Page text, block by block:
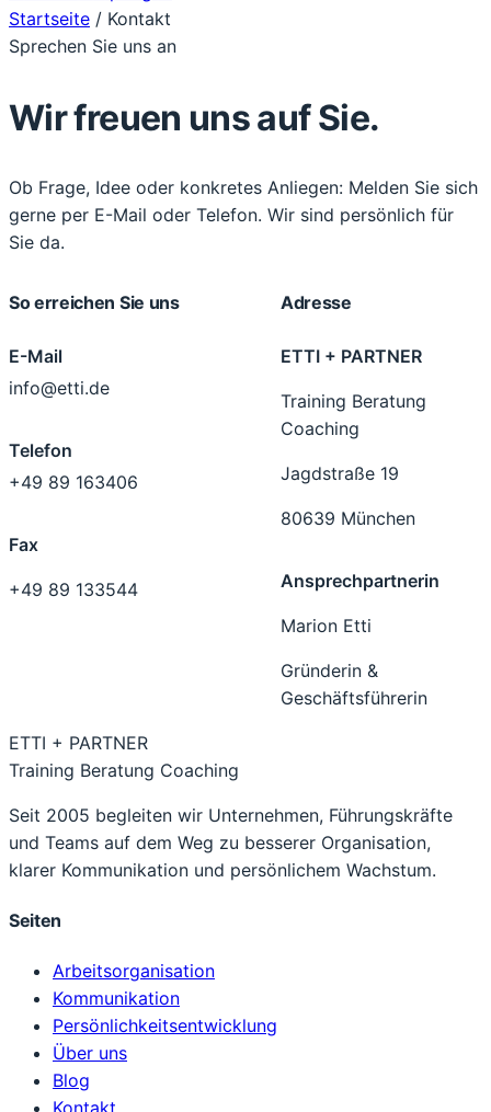
Startseite / Kontakt
Sprechen Sie uns an
Wir freuen uns auf Sie.
Ob Frage, Idee oder konkretes Anliegen: Melden Sie sich
gerne per E-Mail oder Telefon. Wir sind persönlich für
Sie da.
So erreichen Sie uns
E-Mail
info@etti.de
Telefon
+49 89 163406
Fax
+49 89 133544
Adresse
ETTI + PARTNER
Training Beratung
Coaching
Jagdstraße 19
80639 München
Ansprechpartnerin
Marion Etti
Gründerin &
Geschäftsführerin
ETTI + PARTNER
Training Beratung Coaching
Seit 2005 begleiten wir Unternehmen, Führungskräfte
und Teams auf dem Weg zu besserer Organisation,
klarer Kommunikation und persönlichem Wachstum.
Seiten
Arbeitsorganisation
Kommunikation
Persönlichkeitsentwicklung
Über uns
Blog